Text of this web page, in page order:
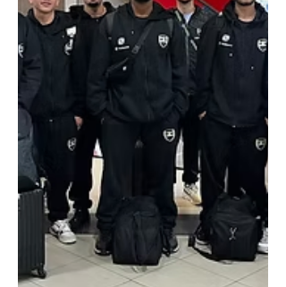
oficial da Confederação no YouTube
Handball SC América Toda a sorte para a
equipe taubateana, dirigida pelo
competente técnico André Silva